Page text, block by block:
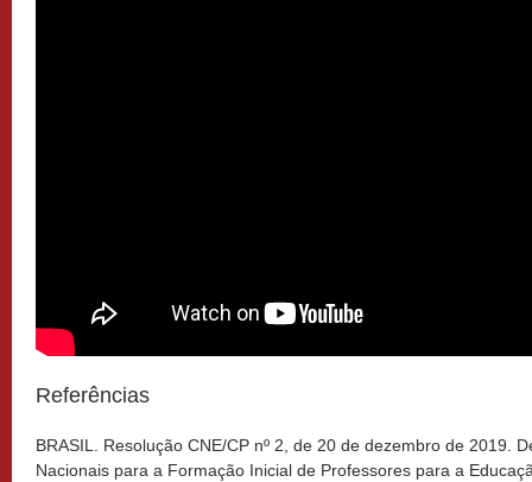
Referências
BRASIL. Resolução CNE/CP nº 2, de 20 de dezembro de 2019.
Nacionais para a Formação Inicial de Professores para a